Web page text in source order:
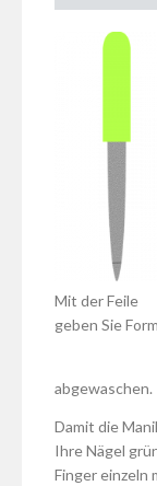
Mit der Feile
geben Sie
abgewaschen.
Damit die
Ihre Nägel
Finger einzeln